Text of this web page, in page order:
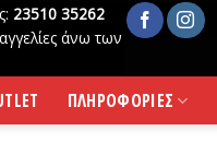
23510 35262
άνω των
ΠΛΗΡΟΦΟΡΙΕΣ